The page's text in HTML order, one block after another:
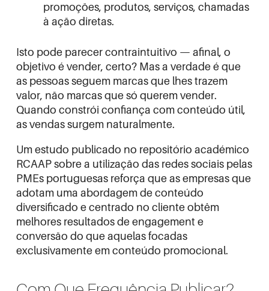
promoções, produtos, serviços, chamadas
à ação diretas.
Isto pode parecer contraintuitivo — afinal, o
objetivo é vender, certo? Mas a verdade é que
as pessoas seguem marcas que lhes trazem
valor, não marcas que só querem vender.
Quando constrói confiança com conteúdo útil,
as vendas surgem naturalmente.
Um estudo publicado no repositório académico
RCAAP sobre a utilização das redes sociais pelas
PMEs portuguesas reforça que as empresas que
adotam uma abordagem de conteúdo
diversificado e centrado no cliente obtêm
melhores resultados de engagement e
conversão do que aquelas focadas
exclusivamente em conteúdo promocional.